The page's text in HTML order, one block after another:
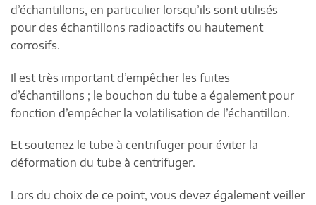
d’échantillons, en particulier lorsqu’ils sont utilisés
pour des échantillons radioactifs ou hautement
corrosifs.
Il est très important d’empêcher les fuites
d’échantillons ; le bouchon du tube a également pour
fonction d’empêcher la volatilisation de l’échantillon.
Et soutenez le tube à centrifuger pour éviter la
déformation du tube à centrifuger.
Lors du choix de ce point, vous devez également veiller